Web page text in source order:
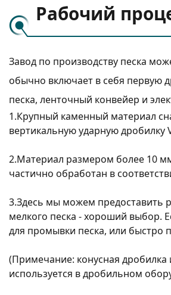
Рабочий
Завод по производству песка
обычно включает в себя первую
песка, ленточный конвейер и
1.Крупный каменный материал
вертикальную ударную дробилку
2.Материал размером более 10
частично обработан в
3.Здесь мы можем предоставить
мелкого песка - хороший выбор.
для промывки песка, или быстро
(Примечание: конусная дробилка
используется в дробильном